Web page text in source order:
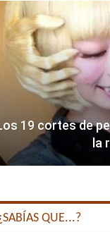
19 cortes de
la
QUE...?